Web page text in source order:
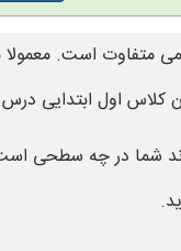
کمی متفاوت است.
کلاس اول ابتدایی
شما در چه سطحی